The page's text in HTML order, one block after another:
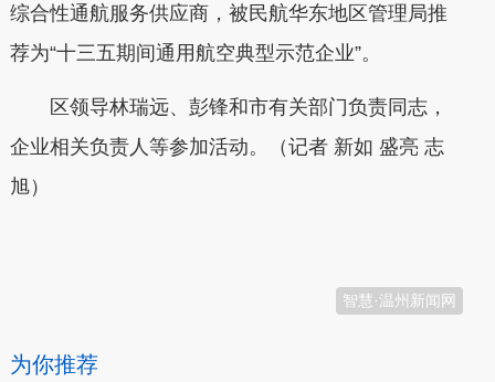
综合性通航服务供应商，被民航华东地区管理局推
荐为“十三五期间通用航空典型示范企业”。
区领导林瑞远、彭锋和市有关部门负责同志，
企业相关负责人等参加活动。（记者 新如 盛亮 志
旭）
智慧·温州新闻网
为你推荐